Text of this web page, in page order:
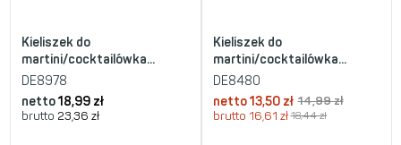
Kieliszek do
martini/cocktailówka...
DE8978
netto18,99 zł
brutto 23,36 zł
Kieliszek do
martini/cocktailówka...
DE8480
netto 13,50 zł 14,99zł
brutto 16,61 zł 18,44zł